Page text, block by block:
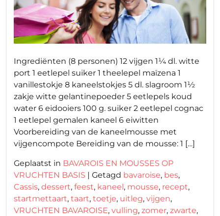
Ingrediënten (8 personen) 12 vijgen 1¼ dl. witte
port 1 eetlepel suiker 1 theelepel maïzena 1
vanillestokje 8 kaneelstokjes 5 dl. slagroom 1½
zakje witte gelantinepoeder 5 eetlepels koud
water 6 eidooiers 100 g. suiker 2 eetlepel cognac
1 eetlepel gemalen kaneel 6 eiwitten
Voorbereiding van de kaneelmousse met
vijgencompote Bereiding van de mousse: 1 […]
Geplaatst in BAVAROIS EN MOUSSES OP
VRUCHTEN BASIS | Getagd bavaroise, bes,
Cassis, dessert, feest, kaneel, mousse, recept,
startmettaart, taart, toetje, uitleg, vijgen,
VRUCHTEN BAVAROISE, vulling, zomer, zwarte,